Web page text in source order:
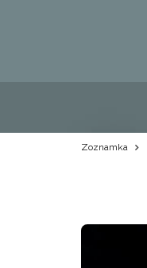
Zoznamka